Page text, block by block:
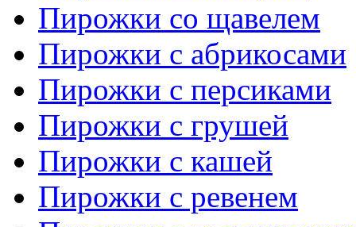
Пирожки со щавелем
Пирожки с абрикосами
Пирожки с персиками
Пирожки с грушей
Пирожки с кашей
Пирожки с ревенем